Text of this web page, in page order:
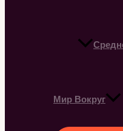
Мир Вокруг